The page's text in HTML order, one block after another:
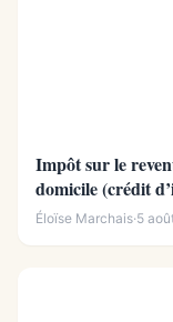
Impôt sur le
domicile (crédit
Éloïse Marchais·5